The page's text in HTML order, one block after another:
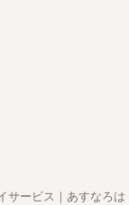
サービス｜あすなろは